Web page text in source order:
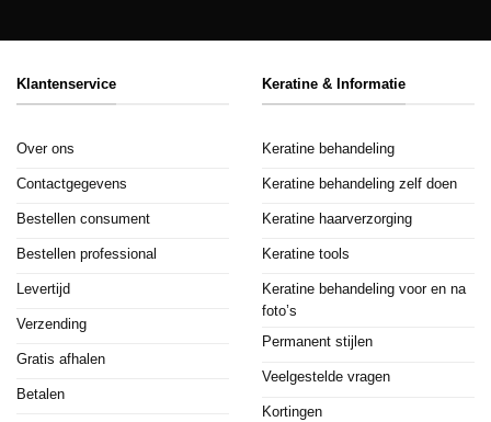
Klantenservice
Over ons
Contactgegevens
Bestellen consument
Bestellen professional
Levertijd
Verzending
Gratis afhalen
Betalen
Keratine & Informatie
Keratine behandeling
Keratine behandeling zelf doen
Keratine haarverzorging
Keratine tools
Keratine behandeling voor en na
foto’s
Permanent stijlen
Veelgestelde vragen
Kortingen